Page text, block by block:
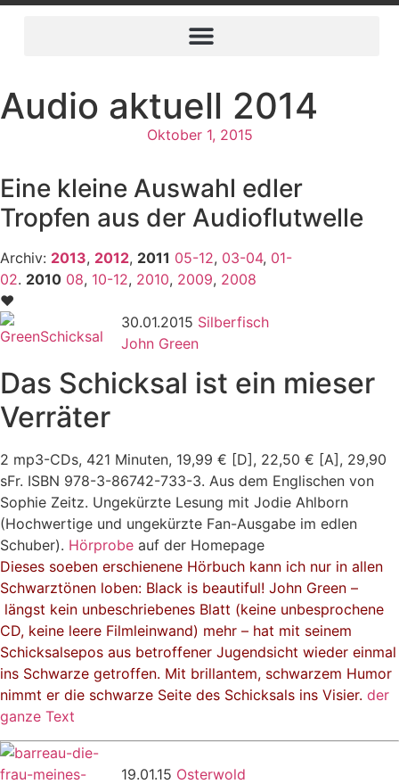
Audio aktuell 2014
Oktober 1, 2015
Eine kleine Auswahl edler
Tropfen aus der Audioflutwelle
Archiv: 2013, 2012, 2011 05-12, 03-04, 01-
02. 2010 08, 10-12, 2010, 2009, 2008
♥
30.01.2015 Silberfisch
John Green
Das Schicksal ist ein mieser
Verräter
2 mp3-CDs, 421 Minuten, 19,99 € [D], 22,50 € [A], 29,90
sFr. ISBN 978-3-86742-733-3. Aus dem Englischen von
Sophie Zeitz. Ungekürzte Lesung mit Jodie Ahlborn
(Hochwertige und ungekürzte Fan-Ausgabe im edlen
Schuber). Hörprobe auf der Homepage
Dieses soeben erschienene Hörbuch kann ich nur in allen
Schwarztönen loben: Black is beautiful! John Green –
längst kein unbeschriebenes Blatt (keine unbesprochene
CD, keine leere Filmleinwand) mehr – hat mit seinem
Schicksalsepos aus betroffener Jugendsicht wieder einmal
ins Schwarze getroffen. Mit brillantem, schwarzem Humor
nimmt er die schwarze Seite des Schicksals ins Visier. der
ganze Text
19.01.15 Osterwold